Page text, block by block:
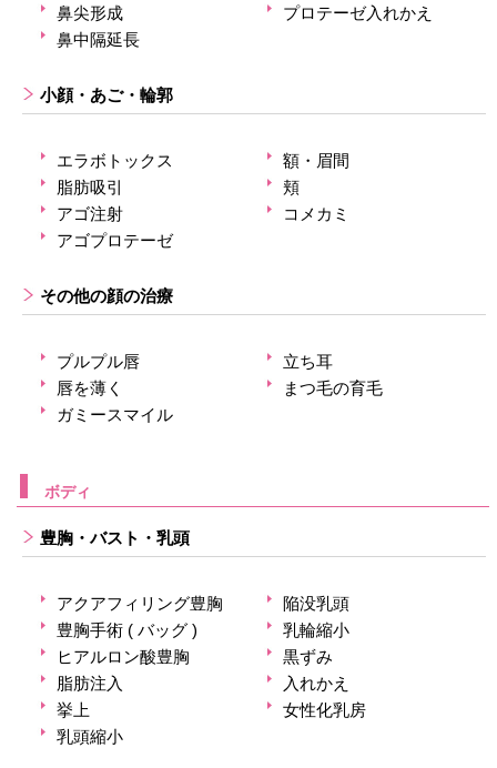
鼻尖形成
鼻中隔延長
プロテーゼ入れかえ
小顔・あご・輪郭
エラボトックス
脂肪吸引
アゴ注射
アゴプロテーゼ
額・眉間
頬
コメカミ
その他の顔の治療
プルプル唇
唇を薄く
ガミースマイル
立ち耳
まつ毛の育毛
ボディ
豊胸・バスト・乳頭
アクアフィリング豊胸
豊胸手術 ( バッグ )
ヒアルロン酸豊胸
脂肪注入
挙上
乳頭縮小
陥没乳頭
乳輪縮小
黒ずみ
入れかえ
女性化乳房